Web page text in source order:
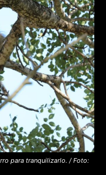
para tranquilizarlo. / Foto: